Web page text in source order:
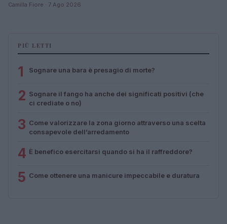
Camilla Fiore · 7 Ago 2026
PIÙ LETTI
1 Sognare una bara è presagio di morte?
2 Sognare il fango ha anche dei significati positivi (che
ci crediate o no)
3 Come valorizzare la zona giorno attraverso una scelta
consapevole dell’arredamento
4 È benefico esercitarsi quando si ha il raffreddore?
5 Come ottenere una manicure impeccabile e duratura